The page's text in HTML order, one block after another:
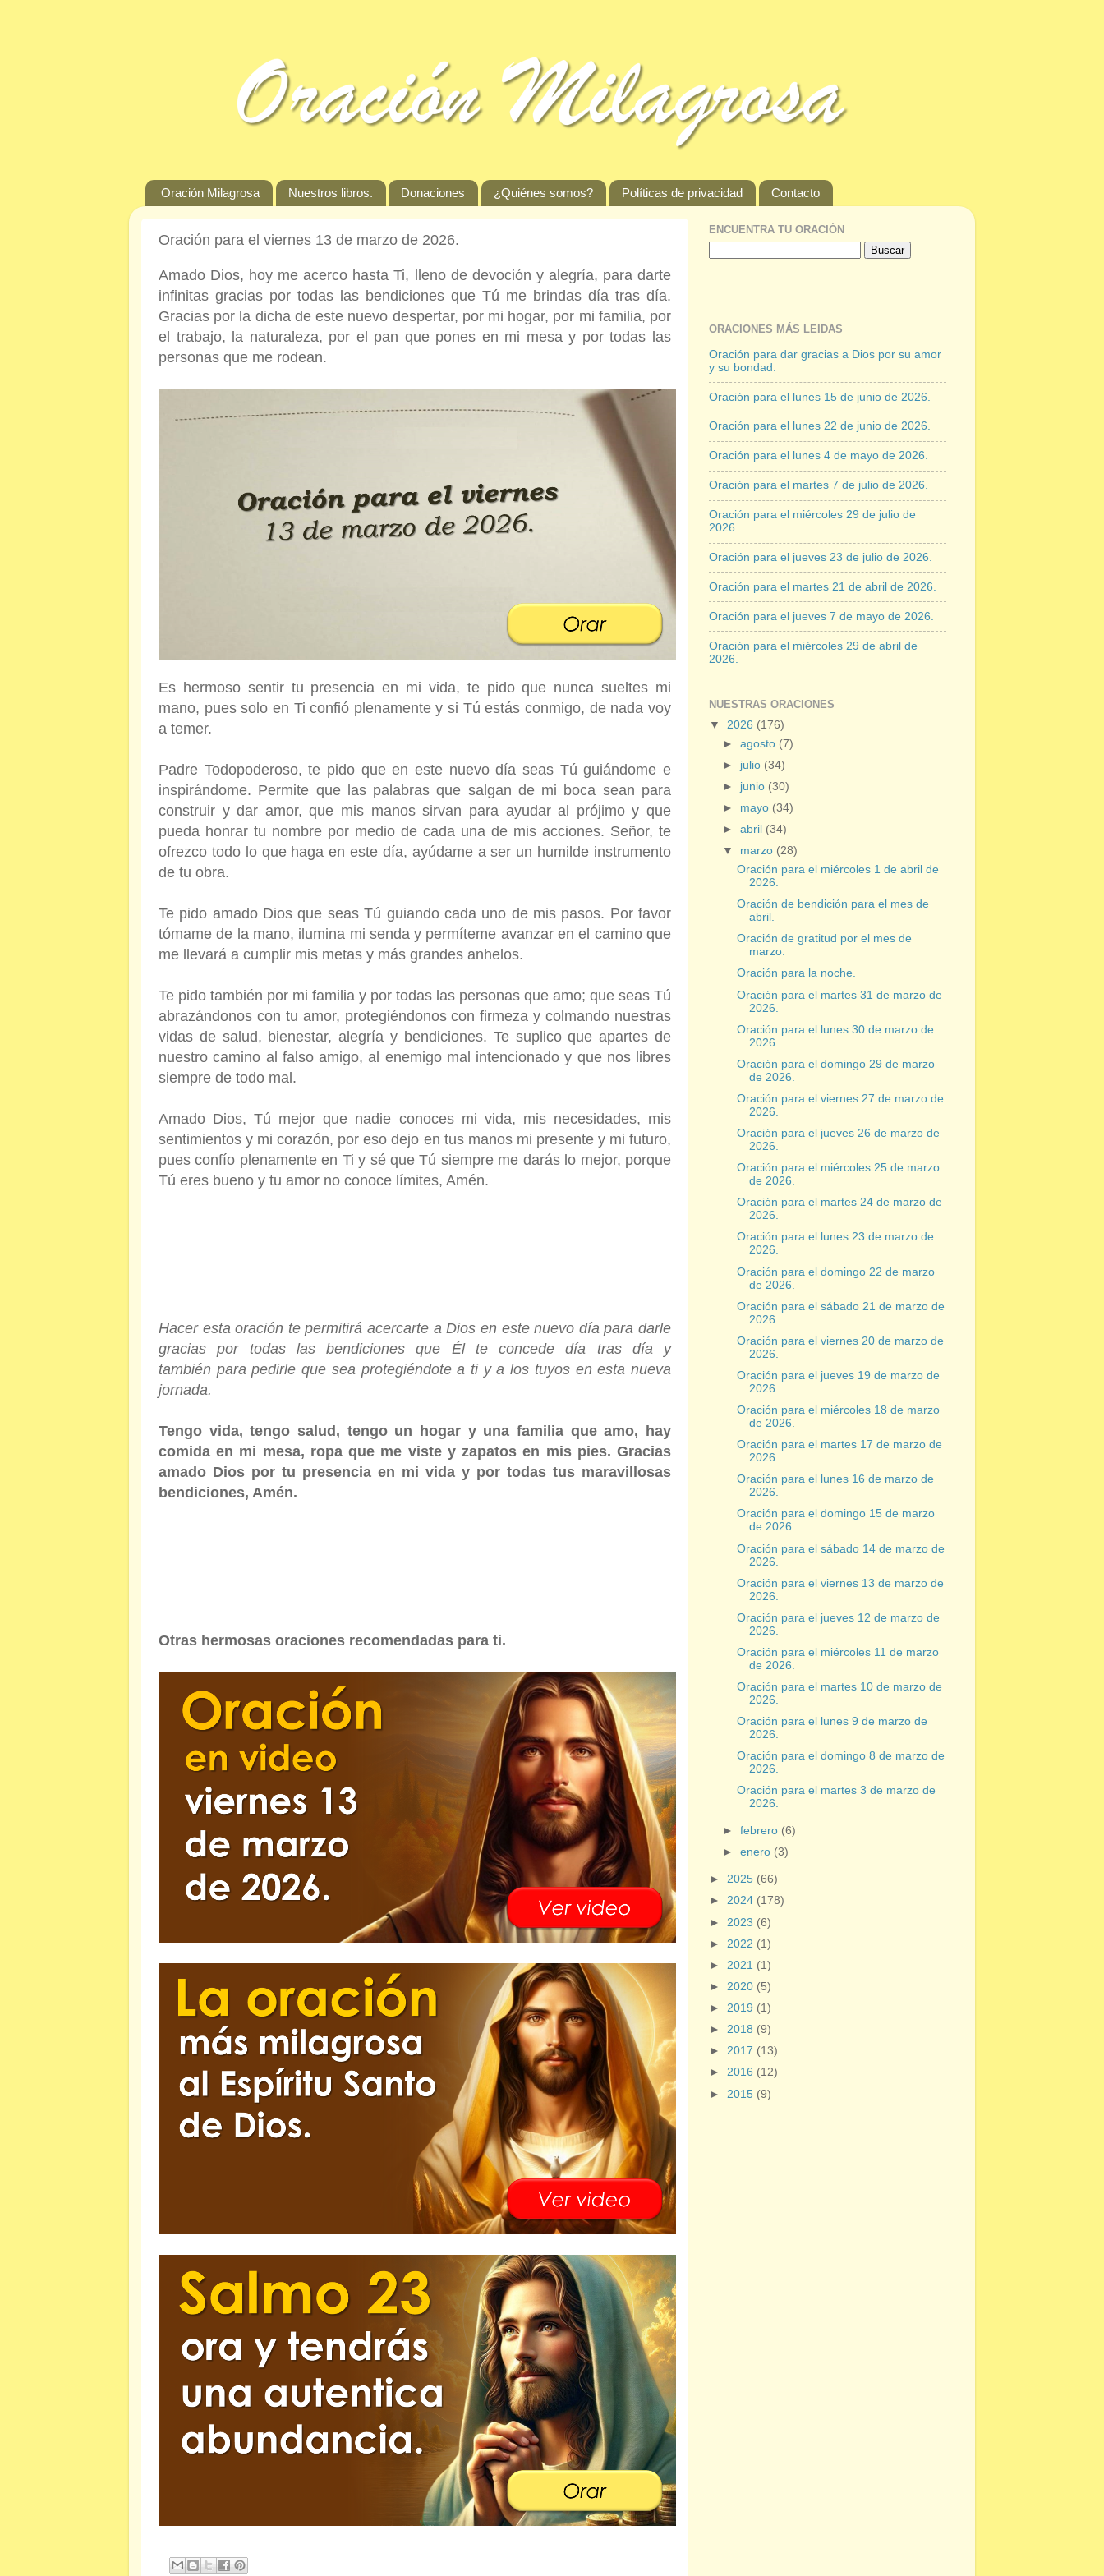
Oración Milagrosa Nuestros libros. Donaciones ¿Quiénes somos? Políticas de privacidad Contacto
Oración para el viernes 13 de marzo de 2026.
Amado Dios, hoy me acerco hasta Ti, lleno de devoción y alegría, para darte
infinitas gracias por todas las bendiciones que Tú me brindas día tras día.
Gracias por la dicha de este nuevo despertar, por mi hogar, por mi familia, por
el trabajo, la naturaleza, por el pan que pones en mi mesa y por todas las
personas que me rodean.
Es hermoso sentir tu presencia en mi vida, te pido que nunca sueltes mi
mano, pues solo en Ti confió plenamente y si Tú estás conmigo, de nada voy
a temer.
Padre Todopoderoso, te pido que en este nuevo día seas Tú guiándome e
inspirándome. Permite que las palabras que salgan de mi boca sean para
construir y dar amor, que mis manos sirvan para ayudar al prójimo y que
pueda honrar tu nombre por medio de cada una de mis acciones. Señor, te
ofrezco todo lo que haga en este día, ayúdame a ser un humilde instrumento
de tu obra.
Te pido amado Dios que seas Tú guiando cada uno de mis pasos. Por favor
tómame de la mano, ilumina mi senda y permíteme avanzar en el camino que
me llevará a cumplir mis metas y más grandes anhelos.
Te pido también por mi familia y por todas las personas que amo; que seas Tú
abrazándonos con tu amor, protegiéndonos con firmeza y colmando nuestras
vidas de salud, bienestar, alegría y bendiciones. Te suplico que apartes de
nuestro camino al falso amigo, al enemigo mal intencionado y que nos libres
siempre de todo mal.
Amado Dios, Tú mejor que nadie conoces mi vida, mis necesidades, mis
sentimientos y mi corazón, por eso dejo en tus manos mi presente y mi futuro,
pues confío plenamente en Ti y sé que Tú siempre me darás lo mejor, porque
Tú eres bueno y tu amor no conoce límites, Amén.
Hacer esta oración te permitirá acercarte a Dios en este nuevo día para darle
gracias por todas las bendiciones que Él te concede día tras día y
también para pedirle que sea protegiéndote a ti y a los tuyos en esta nueva
jornada.
Tengo vida, tengo salud, tengo un hogar y una familia que amo, hay
comida en mi mesa, ropa que me viste y zapatos en mis pies. Gracias
amado Dios por tu presencia en mi vida y por todas tus maravillosas
bendiciones, Amén.
Otras hermosas oraciones recomendadas para ti.
ENCUENTRA TU ORACIÓN
ORACIONES MÁS LEIDAS
Oración para dar gracias a Dios por su amor
y su bondad.
Oración para el lunes 15 de junio de 2026.
Oración para el lunes 22 de junio de 2026.
Oración para el lunes 4 de mayo de 2026.
Oración para el martes 7 de julio de 2026.
Oración para el miércoles 29 de julio de
2026.
Oración para el jueves 23 de julio de 2026.
Oración para el martes 21 de abril de 2026.
Oración para el jueves 7 de mayo de 2026.
Oración para el miércoles 29 de abril de
2026.
NUESTRAS ORACIONES
▼ 2026 (176)
►agosto (7)
► julio (34)
► junio (30)
► mayo (34)
►abril (34)
▼ marzo (28)
Oración para el miércoles 1 de abril de
2026.
Oración de bendición para el mes de
abril.
Oración de gratitud por el mes de
marzo.
Oración para la noche.
Oración para el martes 31 de marzo de
2026.
Oración para el lunes 30 de marzo de
2026.
Oración para el domingo 29 de marzo
de 2026.
Oración para el viernes 27 de marzo de
2026.
Oración para el jueves 26 de marzo de
2026.
Oración para el miércoles 25 de marzo
de 2026.
Oración para el martes 24 de marzo de
2026.
Oración para el lunes 23 de marzo de
2026.
Oración para el domingo 22 de marzo
de 2026.
Oración para el sábado 21 de marzo de
2026.
Oración para el viernes 20 de marzo de
2026.
Oración para el jueves 19 de marzo de
2026.
Oración para el miércoles 18 de marzo
de 2026.
Oración para el martes 17 de marzo de
2026.
Oración para el lunes 16 de marzo de
2026.
Oración para el domingo 15 de marzo
de 2026.
Oración para el sábado 14 de marzo de
2026.
Oración para el viernes 13 de marzo de
2026.
Oración para el jueves 12 de marzo de
2026.
Oración para el miércoles 11 de marzo
de 2026.
Oración para el martes 10 de marzo de
2026.
Oración para el lunes 9 de marzo de
2026.
Oración para el domingo 8 de marzo de
2026.
Oración para el martes 3 de marzo de
2026.
►febrero (6)
►enero (3)
► 2025 (66)
► 2024 (178)
► 2023 (6)
► 2022 (1)
► 2021 (1)
► 2020 (5)
► 2019 (1)
► 2018 (9)
► 2017 (13)
► 2016 (12)
► 2015 (9)